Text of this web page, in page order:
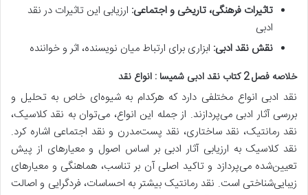
تاثیرات فرهنگی، تاریخی و اجتماعی: ارزیابی این تاثیرات در نقد
ادبی
نقش نقد ادبی: ابزاری برای ارتباط میان نویسنده، اثر و خواننده
خلاصه فصل 2 کتاب نقد ادبی شمیسا : انواع نقد
نقد ادبی انواع مختلفی دارد که هرکدام به شیوه‌ای خاص به تحلیل و
بررسی آثار ادبی می‌پردازند. از جمله این انواع، می‌توان به نقد کلاسیک،
نقد رمانتیک، نقد ساختاری، نقد پست‌مدرن و نقد اجتماعی اشاره کرد.
نقد کلاسیک به ارزیابی آثار ادبی بر اساس اصول و معیارهای از پیش
تعیین‌شده می‌پردازد و تاکید اصلی آن بر تناسب، هماهنگی و معیارهای
زیبایی‌شناختی است. نقد رمانتیک بیشتر به احساسات، فردگرایی و اصالت